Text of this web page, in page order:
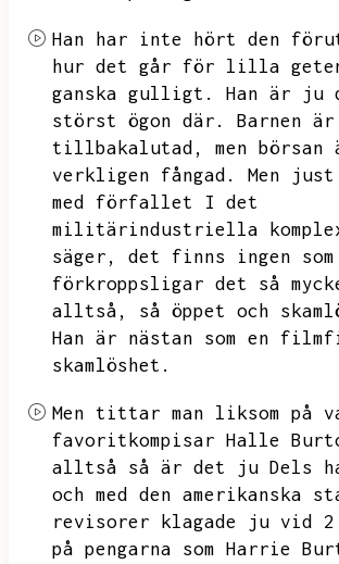
Han har inte hört den
hur det går för lilla
ganska gulligt. Han är ju
störst ögon där.
Barnen
tillbakalutad,
men börsan
verkligen fångad.
Men
med förfallet I det
militärindustriella
säger, det finns ingen som
förkroppsligar det så
alltså, så öppet och
Han är nästan som en
skamlöshet.
Men tittar man liksom på
favoritkompisar Halle
alltså så är det ju Dels
och med den amerikanska
revisorer klagade ju vid
på pengarna som Harrie